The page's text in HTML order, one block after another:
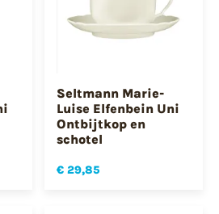
Seltmann Marie-
Luise Elfenbein Uni
Ontbijtkop en
schotel
€ 29,85